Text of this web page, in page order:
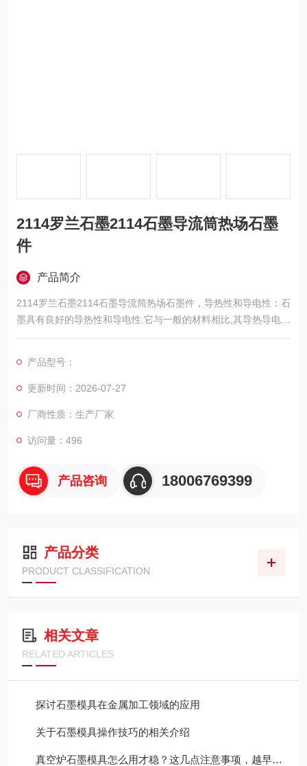
2114罗兰石墨2114石墨导流筒热场石墨
件
产品简介
2114罗兰石墨2114石墨导流筒热场石墨件，导热性和导电性：石
墨具有良好的导热性和导电性.它与一般的材料相比,其导热导电性
是相当高的.比不锈钢高4倍,比碳素钢高2倍,比一般的非金属高10
产品型号：
更新时间：2026-07-27
厂商性质：生产厂家
访问量：496
产品咨询 18006769399
产品分类
PRODUCT CLASSIFICATION
相关文章
RELATED ARTICLES
探讨石墨模具在金属加工领域的应用
关于石墨模具操作技巧的相关介绍
真空炉石墨模具怎么用才稳？这几点注意事项，越早知道越省心